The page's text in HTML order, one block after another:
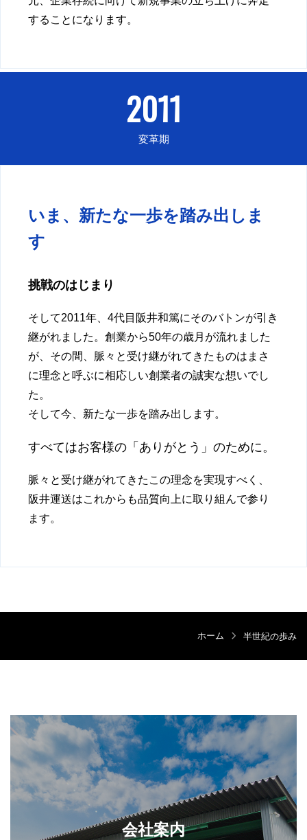
することになります。
2011
変革期
いま、新たな一歩を踏み出しま
す
挑戦のはじまり
そして2011年、4代目阪井和篤にそのバトンが引き
継がれました。創業から50年の歳月が流れました
が、その間、脈々と受け継がれてきたものはまさ
に理念と呼ぶに相応しい創業者の誠実な想いでし
た。
そして今、新たな一歩を踏み出します。
すべてはお客様の「ありがとう」のために。
脈々と受け継がれてきたこの理念を実現すべく、
阪井運送はこれからも品質向上に取り組んで参り
ます。
ホーム 半世紀の歩み
会社案内